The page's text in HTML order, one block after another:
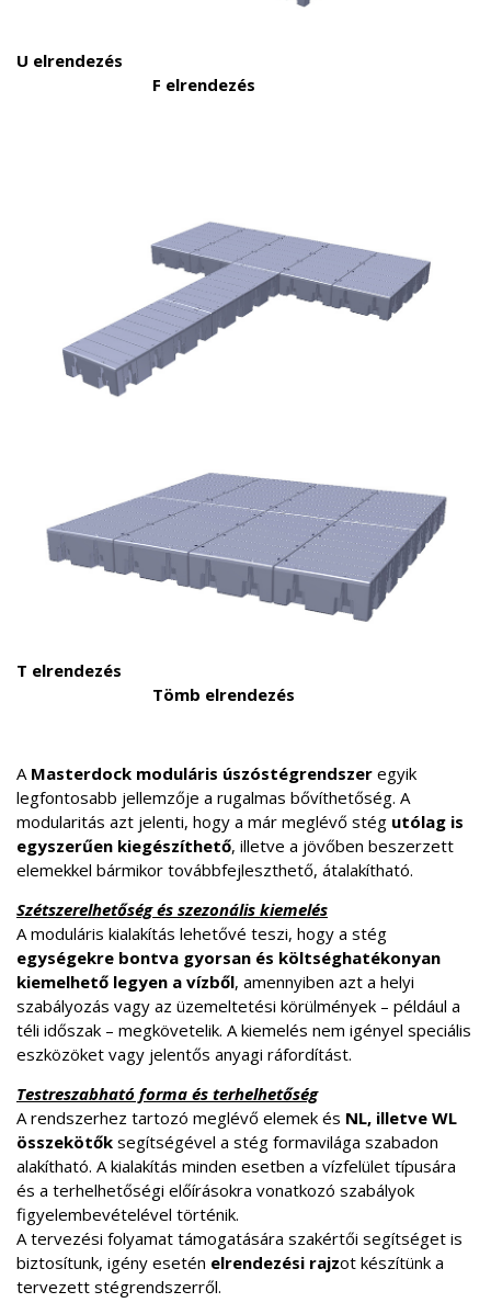
U elrendezés
F elrendezés
T elrendezés
Tömb elrendezés
A Masterdock moduláris úszóstégrendszer egyik
legfontosabb jellemzője a rugalmas bővíthetőség. A
modularitás azt jelenti, hogy a már meglévő stég utólag is
egyszerűen kiegészíthető, illetve a jövőben beszerzett
elemekkel bármikor továbbfejleszthető, átalakítható.
Szétszerelhetőség és szezonális kiemelés
A moduláris kialakítás lehetővé teszi, hogy a stég
egységekre bontva gyorsan és költséghatékonyan
kiemelhető legyen a vízből, amennyiben azt a helyi
szabályozás vagy az üzemeltetési körülmények – például a
téli időszak – megkövetelik. A kiemelés nem igényel speciális
eszközöket vagy jelentős anyagi ráfordítást.
Testreszabható forma és terhelhetőség
A rendszerhez tartozó meglévő elemek és NL, illetve WL
összekötők segítségével a stég formavilága szabadon
alakítható. A kialakítás minden esetben a vízfelület típusára
és a terhelhetőségi előírásokra vonatkozó szabályok
figyelembevételével történik.
A tervezési folyamat támogatására szakértői segítséget is
biztosítunk, igény esetén elrendezési rajzot készítünk a
tervezett stégrendszerről.